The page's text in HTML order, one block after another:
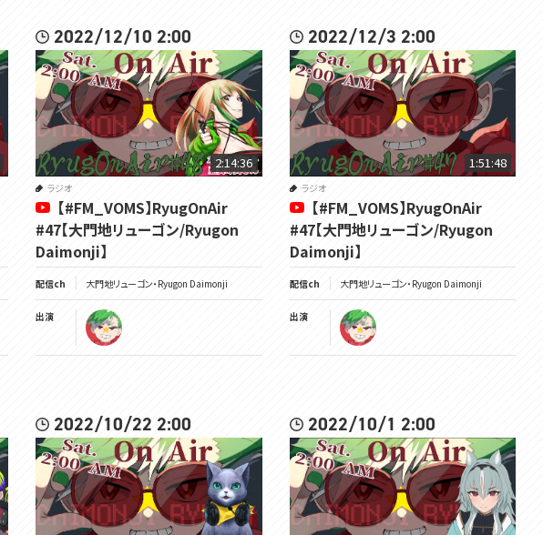
2022/12/10 2:00
2:14:36
ラジオ
【#FM_VOMS】RyugOnAir
#47【大門地リューゴン/Ryugon
Daimonji】
配信ch 大門地リューゴン・Ryugon Daimonji
出演
2022/12/3 2:00
1:51:48
ラジオ
【#FM_VOMS】RyugOnAir
#47【大門地リューゴン/Ryugon
Daimonji】
配信ch 大門地リューゴン・Ryugon Daimonji
出演
2022/10/22 2:00 2022/10/1 2:00